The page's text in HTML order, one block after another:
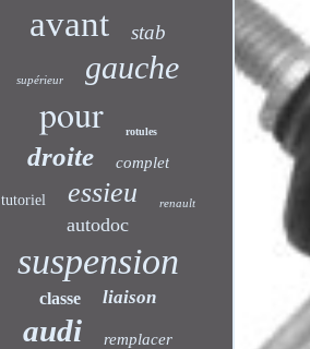
avant stab
supérieur gauche
pour rotules
droite complet
tutoriel essieu renault
autodoc
suspension
classe liaison
audi remplacer